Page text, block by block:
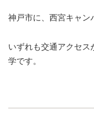
神戸市に、西宮キャン
いずれも交通アクセス
学です。